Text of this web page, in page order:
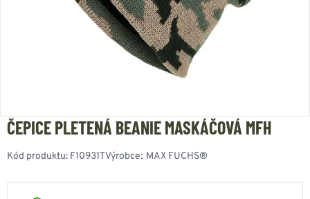
ČEPICE PLETENÁ BEANIE MASKÁČOVÁ MFH
Kód produktu: F10931TVýrobce: MAX FUCHS®